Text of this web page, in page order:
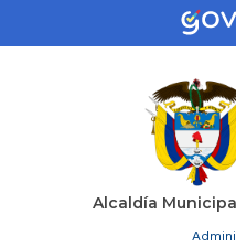
Alcaldía